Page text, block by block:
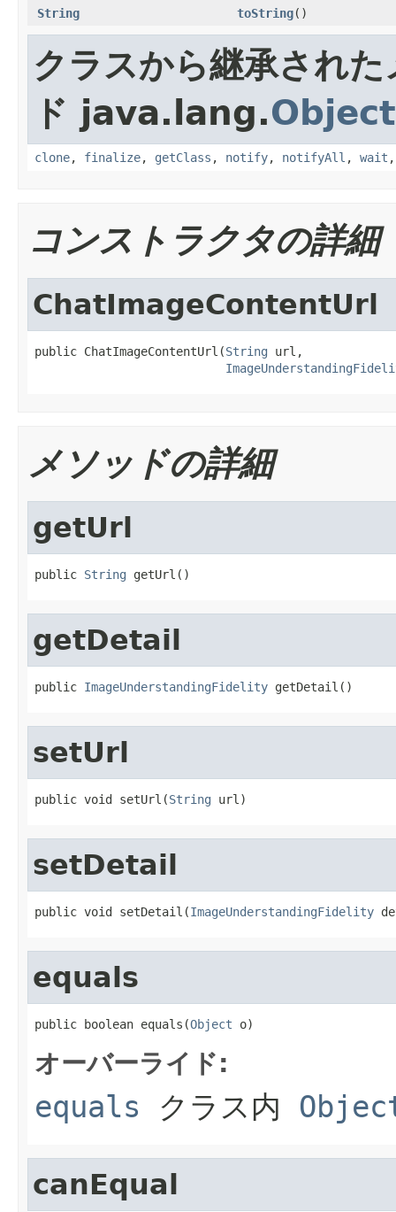
String
toString()
クラスから継承された
ド java.lang.Object
clone, finalize, getClass , notify, notifyAll , wait
コンストラクタの詳細
ChatImageContentUrl
public ChatImageContentUrl(String url,
メソッドの詳細
getUrl
public String getUrl()
getDetail
public ImageUnderstandingFidelity getDetail()
setUrl
public void setUrl(String url)
setDetail
public void setDetail(ImageUnderstandingFidelity
equals
public boolean equals(Object o)
オーバーライド:
equals クラス内
canEqual